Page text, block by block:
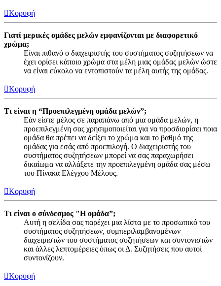
Κορυφή
Γιατί μερικές ομάδες μελών εμφανίζονται με διαφορετικό
χρώμα;
Είναι πιθανό ο διαχειριστής του συστήματος συζητήσεων να
έχει ορίσει κάποιο χρώμα στα μέλη μιας ομάδας μελών ώστε
να είναι εύκολο να εντοπιστούν τα μέλη αυτής της ομάδας.
Κορυφή
Τι είναι η “Προεπιλεγμένη ομάδα μελών”;
Εάν είστε μέλος σε παραπάνω από μια ομάδα μελών, η
προεπιλεγμένη σας χρησιμοποιείται για να προσδιορίσει ποια
ομάδα θα πρέπει να δείξει το χρώμα και το βαθμό της
ομάδας για εσάς από προεπιλογή. Ο διαχειριστής του
συστήματος συζητήσεων μπορεί να σας παραχωρήσει
δικαίωμα να αλλάξετε την προεπιλεγμένη ομάδα σας μέσω
του Πίνακα Ελέγχου Μέλους.
Κορυφή
Τι είναι ο σύνδεσμος "Η ομάδα”;
Αυτή η σελίδα σας παρέχει μια λίστα με το προσωπικό του
συστήματος συζητήσεων, συμπεριλαμβανομένων
διαχειριστών του συστήματος συζητήσεων και συντονιστών
και άλλες λεπτομέρειες όπως οι Δ. Συζητήσεις που αυτοί
συντονίζουν.
Κορυφή